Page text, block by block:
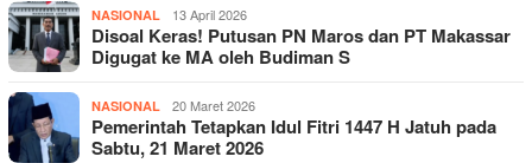
NASIONAL 13 April 2026
Disoal Keras! Putusan PN Maros dan PT Makassar
Digugat ke MA oleh Budiman S
NASIONAL 20 Maret 2026
Pemerintah Tetapkan Idul Fitri 1447 H Jatuh pada
Sabtu, 21 Maret 2026